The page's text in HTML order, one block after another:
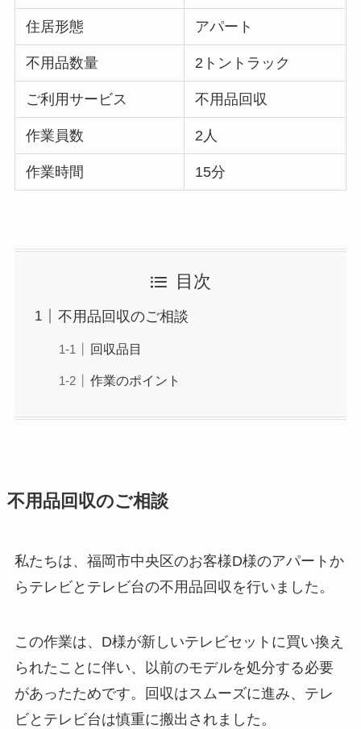
住居形態 アパート
不用品数量 2トントラック
ご利用サービス 不用品回収
作業員数 2人
作業時間 15分
目次
不用品回収のご相談
回収品目
作業のポイント
不用品回収のご相談
私たちは、福岡市中央区のお客様D様のアパートか
らテレビとテレビ台の不用品回収を行いました。
この作業は、D様が新しいテレビセットに買い換え
られたことに伴い、以前のモデルを処分する必要
があったためです。回収はスムーズに進み、テレ
ビとテレビ台は慎重に搬出されました。